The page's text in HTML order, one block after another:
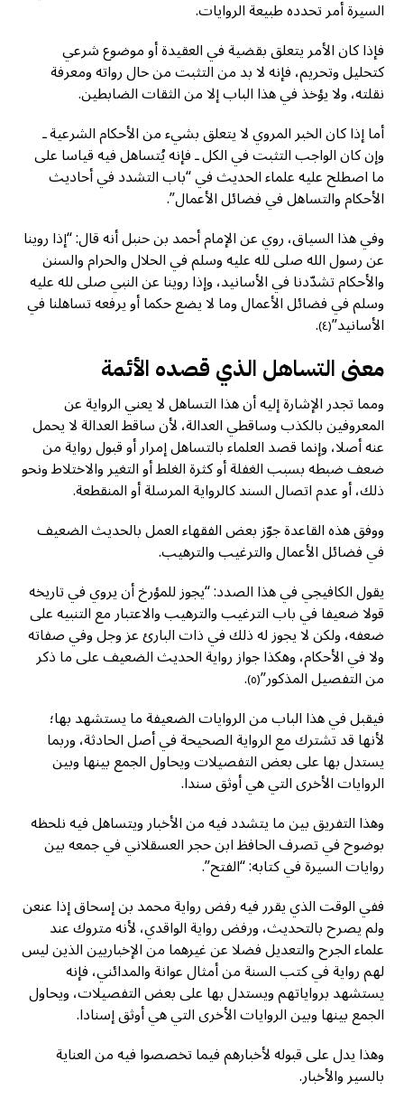
السيرة أمر تحدده طبيعة الروايات.
فإذا كان الأمر يتعلق بقضية في العقيدة أو موضوع شرعي
كتحليل وتحريم، فإنه لا بد من التثبت من حال رواته ومعرفة
نقلته، ولا يؤخذ في هذا الباب إلا من الثقات الضابطين.
أما إذا كان الخبر المروي لا يتعلق بشيء من الأحكام الشرعية ـ
وإن كان الواجب التثبت في الكل ـ فإنه يُتساهل فيه قياسا على
ما اصطلح عليه علماء الحديث في “باب التشدد في أحاديث
الأحكام والتساهل في فضائل الأعمال”.
وفي هذا السياق، روي عن الإمام أحمد بن حنبل أنه قال: “إذا روينا
عن رسول الله صلى لله عليه وسلم في الحلال والحرام والسنن
والأحكام تشدّدنا في الأسانيد، وإذا روينا عن النبي صلى لله عليه
وسلم في فضائل الأعمال وما لا يضع حكما أو يرفعه تساهلنا في
الأسانيد”(٤) .
معنى التساهل الذي قصده الأئمة
ومما تجدر الإشارة إليه أن هذا التساهل لا يعني الرواية عن
المعروفين بالكذب وساقطي العدالة، لأن ساقط العدالة لا يحمل
عنه أصلا، وإنما قصد العلماء بالتساهل إمرار أو قبول رواية من
ضعف ضبطه بسبب الغفلة أو كثرة الغلط أو التغير والاختلاط ونحو
ذلك، أو عدم اتصال السند كالرواية المرسلة أو المنقطعة.
ووفق هذه القاعدة جوّز بعض الفقهاء العمل بالحديث الضعيف
في فضائل الأعمال والترغيب والترهيب.
يقول الكافيجي في هذا الصدد: “يجوز للمؤرخ أن يروي في تاريخه
قولا ضعيفا في باب الترغيب والترهيب والاعتبار مع التنبيه على
ضعفه، ولكن لا يجوز له ذلك في ذات البارئ عز وجل وفي صفاته
ولا في الأحكام، وهكذا جواز رواية الحديث الضعيف على ما ذكر
من التفصيل المذكور”(٥) .
فيقبل في هذا الباب من الروايات الضعيفة ما يستشهد بها؛
لأنها قد تشترك مع الرواية الصحيحة في أصل الحادثة، وربما
يستدل بها على بعض التفصيلات ويحاول الجمع بينها وبين
الروايات الأخرى التي هي أوثق سندا.
وهذا التفريق بين ما يتشدد فيه من الأخبار ويتساهل فيه نلحظه
بوضوح في تصرف الحافظ ابن حجر العسقلاني في جمعه بين
روايات السيرة في كتابه: “الفتح”.
ففي الوقت الذي يقرر فيه رفض رواية محمد بن إسحاق إذا عنعن
ولم يصرح بالتحديث، ورفض رواية الواقدي، لأنه متروك عند
علماء الجرح والتعديل فضلا عن غيرهما من الإخباريين الذين ليس
لهم رواية في كتب السنة من أمثال عوانة والمدائني، فإنه
يستشهد برواياتهم ويستدل بها على بعض التفصيلات، ويحاول
الجمع بينها وبين الروايات الأخرى التي هي أوثق إسنادا.
وهذا يدل على قبوله لأخبارهم فيما تخصصوا فيه من العناية
بالسير والأخبار.